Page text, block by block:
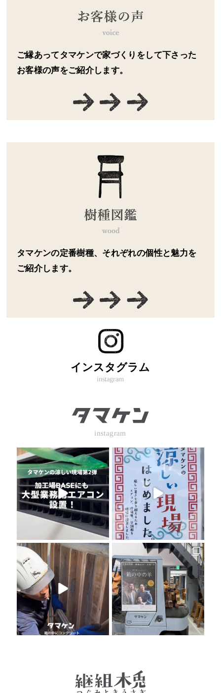
ご縁あってタマケンで家づくりをして下さった
お客様の声をご紹介します。
タマケンの定番樹種、それぞれの個性と魅力を
ご紹介します。
インスタグラム
instagram
instagram